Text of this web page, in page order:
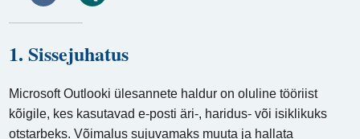
1. Sissejuhatus
Microsoft Outlooki ülesannete haldur on oluline tööriist
kõigile, kes kasutavad e-posti äri-, haridus- või isiklikuks
otstarbeks. Võimalus sujuvamaks muuta ja hallata